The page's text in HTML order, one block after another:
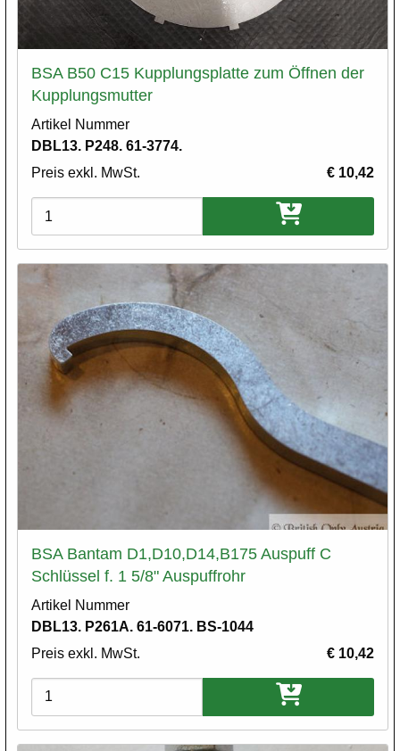
BSA B50 C15 Kupplungsplatte zum Öffnen der
Kupplungsmutter
Artikel Nummer
DBL13. P248. 61-3774.
Preis exkl. MwSt.
€ 10,42
Varianten
BSA Bantam D1,D10,D14,B175 Auspuff C
Schlüssel f. 1 5/8" Auspuffrohr
Artikel Nummer
DBL13. P261A. 61-6071. BS-1044
Preis exkl. MwSt.
€ 10,42
Varianten